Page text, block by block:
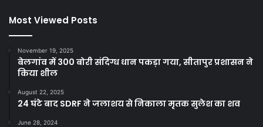
Most Viewed Posts
November 19, 2025
बेलगांव में 300 बोरी संदिग्ध धान पकड़ा गया, सीतापुर प्रशासन ने
किया शील
August 22, 2025
24 घंटे बाद SDRF ने जलाशय से निकाला मृतक सुलेश का शव
June 28, 2024